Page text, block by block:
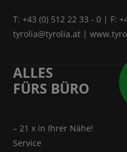
T:+43 (0) 512 22 33 - 0 | F:
tyrolia@tyrolia.at |
ALLES
FÜRS BÜRO
– 21 x in Ihrer Nähe!
Service